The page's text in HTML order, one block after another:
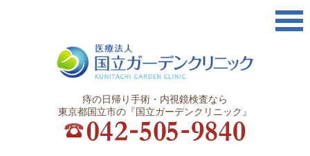
痔の日帰り手術・内視鏡検査なら
東京都国立市の『国立ガーデンクリニック』